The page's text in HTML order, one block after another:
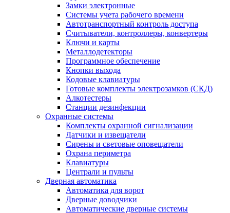
Замки электронные
Системы учета рабочего времени
Автотранспортный контроль доступа
Считыватели, контроллеры, конвертеры
Ключи и карты
Металлодетекторы
Программное обеспечение
Кнопки выхода
Кодовые клавиатуры
Готовые комплекты электрозамков (СКД)
Алкотестеры
Станции дезинфекции
Охранные системы
Комплекты охранной сигнализации
Датчики и извещатели
Сирены и световые оповещатели
Охрана периметра
Клавиатуры
Централи и пульты
Дверная автоматика
Автоматика для ворот
Дверные доводчики
Автоматические дверные системы